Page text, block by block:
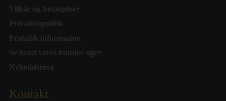
Vilkår og betingelser
Privatlivspolitik
Praktisk information
Se hvad vores kunder siger
Nyhedsbreve
Kontakt